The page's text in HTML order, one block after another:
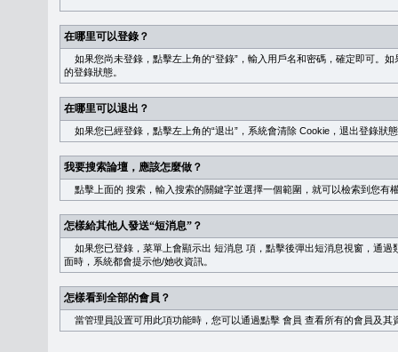
在哪里可以登錄？
如果您尚未登錄，點擊左上角的“登錄”，輸入用戶名和密碼，確定即可。
的登錄狀態。
在哪里可以退出？
如果您已經登錄，點擊左上角的“退出”，系統會清除 Cookie，退出登錄狀
我要搜索論壇，應該怎麼做？
點擊上面的 搜索 ，輸入搜索的關鍵字並選擇一個範圍，就可以檢索到您有
怎樣給其他人發送“短消息”？
如果您已登錄，菜單上會顯示出 短消息 項，點擊後彈出短消息視窗，通過
面時，系統都會提示他/她收資訊。
怎樣看到全部的會員？
當管理員設置可用此項功能時，您可以通過點擊 會員 查看所有的會員及其